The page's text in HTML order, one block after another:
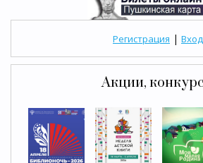
Регистрация | Вход
Акции,